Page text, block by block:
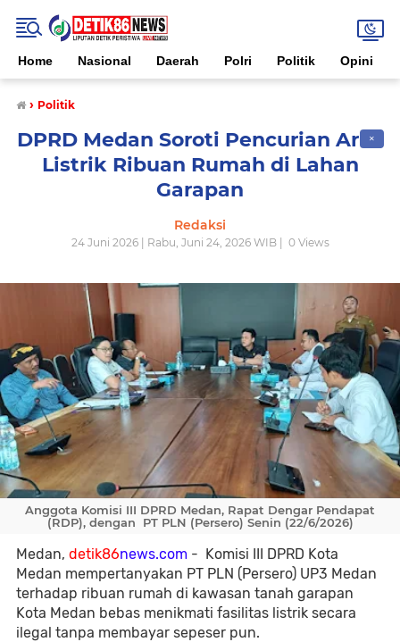
Home Nasional Daerah Polri Politik Opini
› Politik
✕
DPRD Medan Soroti Pencurian Arus
Listrik Ribuan Rumah di Lahan
Garapan
Redaksi
24 Juni 2026 | Rabu, Juni 24, 2026 WIB | 0Views
Anggota Komisi III DPRD Medan, Rapat Dengar Pendapat
(RDP), dengan PT PLN (Persero) Senin (22/6/2026)
Medan, detik86news.com - Komisi III DPRD Kota
Medan mempertanyakan PT PLN (Persero) UP3 Medan
terhadap ribuan rumah di kawasan tanah garapan
Kota Medan bebas menikmati fasilitas listrik secara
ilegal tanpa membayar sepeser pun.